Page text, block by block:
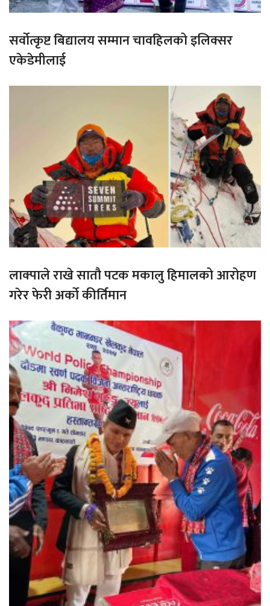
सर्वोत्कृष्ट बिद्यालय सम्मान चावहिलको इलिक्सर
एकेडेमीलाई
लाक्पाले राखे सातौ पटक मकालु हिमालको आरोहण
गरेर फेरी अर्को कीर्तिमान